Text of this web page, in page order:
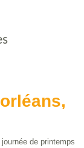
de printemps